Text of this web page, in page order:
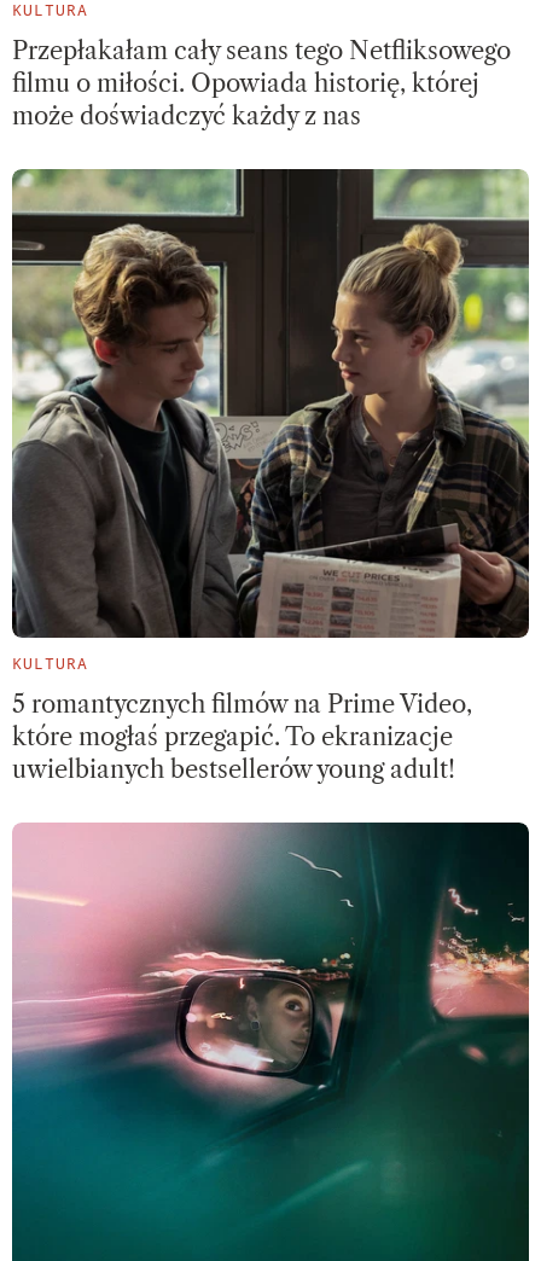
KULTURA
Przepłakałam cały seans tego Netfliksowego
filmu o miłości. Opowiada historię, której
może doświadczyć każdy z nas
KULTURA
5 romantycznych filmów na Prime Video,
które mogłaś przegapić. To ekranizacje
uwielbianych bestsellerów young adult!